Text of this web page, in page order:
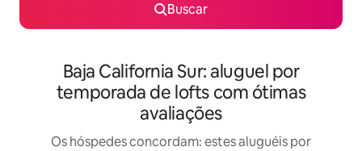
Buscar
Baja California Sur: aluguel por
temporada de lofts com ótimas
avaliações
Os hóspedes concordam: estes aluguéis por